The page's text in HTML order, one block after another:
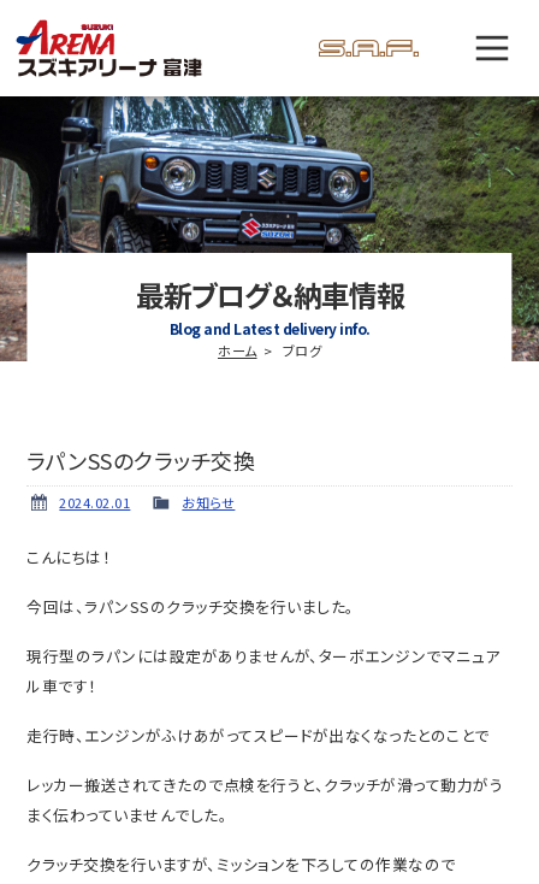
最新ブログ＆納車情報
Blog and Latest delivery info.
ホーム ブログ
ラパンSSのクラッチ交換
2024.02.01 お知らせ
こんにちは！
今回は、ラパンSSのクラッチ交換を行いました。
現行型のラパンには設定がありませんが、ターボエンジンでマニュア
ル車です！
走行時、エンジンがふけあがってスピードが出なくなったとのことで
レッカー搬送されてきたので点検を行うと、クラッチが滑って動力がう
まく伝わっていませんでした。
クラッチ交換を行いますが、ミッションを下ろしての作業なので